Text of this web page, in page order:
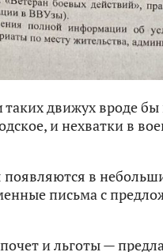
движух вроде
и нехватки в
в
письма с
и льготы —